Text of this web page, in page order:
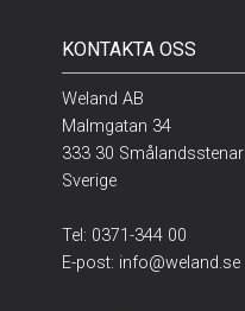
KONTAKTA OSS
Weland AB
Malmgatan 34
333 30 Smålandsstenar
Sverige
Tel: 0371-344 00
E-post: info@weland.se